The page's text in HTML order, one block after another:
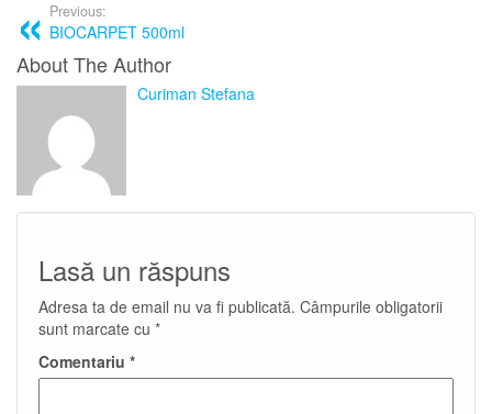
Previous:
BIOCARPET 500ml
About The Author
Curiman Stefana
Lasă un răspuns
Adresa ta de email nu va fi publicată. Câmpurile obligatorii
sunt marcate cu *
Comentariu *